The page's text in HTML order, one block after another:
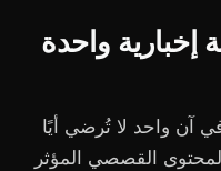
واحدة
آن واحد لا تُرضي أيًا
القصصي المؤثر